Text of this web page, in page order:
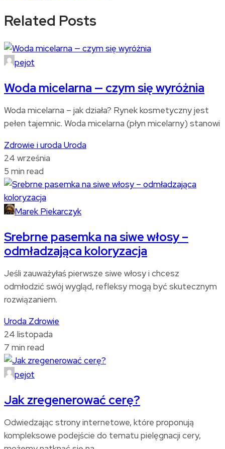
Related Posts
pejot
Woda micelarna — czym się wyróżnia
Woda micelarna – jak działa? Rynek kosmetyczny jest
pełen tajemnic. Woda micelarna (płyn micelarny) stanowi
Zdrowie i urodaUroda
24 września
5 min read
Marek Piekarczyk
Srebrne pasemka na siwe włosy –
odmładzająca koloryzacja
Jeśli zauważyłaś pierwsze siwe włosy i chcesz
odmłodzić swój wygląd, refleksy mogą być skutecznym
rozwiązaniem.
Uroda Zdrowie
24 listopada
7 min read
pejot
Jak zregenerować cerę?
Odwiedzając strony internetowe, które proponują
kompleksowe podejście do tematu pielęgnacji cery,